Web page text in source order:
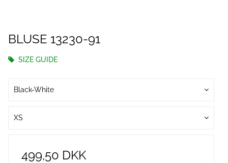
BLUSE 13230-91
SIZE GUIDE
Black-White
XS
499,50 DKK